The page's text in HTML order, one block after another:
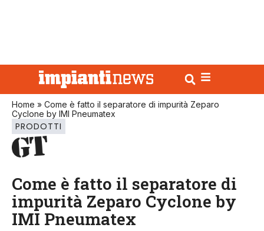
Home » Come è fatto il separatore di impurità Zeparo
Cyclone by IMI Pneumatex
PRODOTTI
Come è fatto il separatore di
impurità Zeparo Cyclone by
IMI Pneumatex